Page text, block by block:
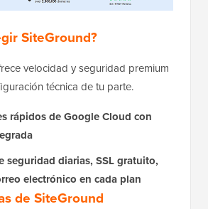
SiteGround?
velocidad y seguridad premium
técnica de tu parte.
rápidos de Google Cloud con
seguridad diarias, SSL gratuito,
electrónico en cada plan
de SiteGround